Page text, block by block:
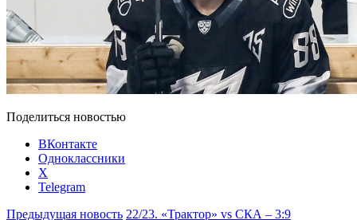
Поделиться новостью
ВКонтакте
Одноклассники
X
Telegram
Предыдущая новость 22/23. «Трактор» vs СКА – 3:9